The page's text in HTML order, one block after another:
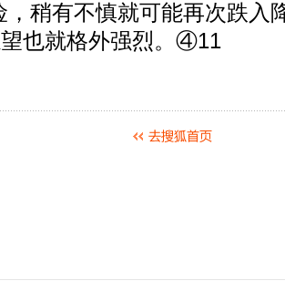
，稍有不慎就可能再次跌入
望也就格外强烈。④11